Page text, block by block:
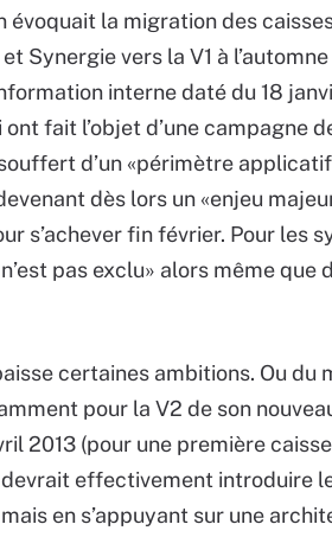
évoquait la migration des
vers la V1 à l’automne
interne daté du 18
fait l’objet d’une campagne
d’un «périmètre
dès lors un «enjeu
s’achever fin février. Pour les
pas exclu» alors même que
certaines ambitions. Ou du
pour la V2 de son
2013 (pour une première
effectivement introduire
en s’appuyant sur une